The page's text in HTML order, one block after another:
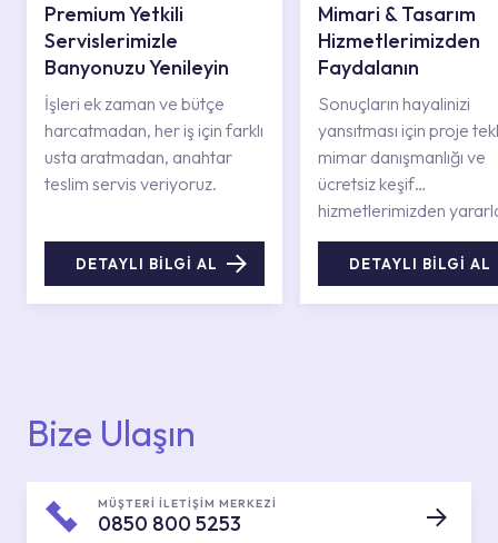
Premium Yetkili
Servislerimizle
Banyonuzu Yenileyin
İşleri ek zaman ve bütçe
harcatmadan, her iş için farklı
usta aratmadan, anahtar
teslim servis veriyoruz.
DETAYLI BİLGİ AL
Mimari & Tasarım
Hizmetlerimizden
Faydalanın
Sonuçların hayalinizi
yansıtması için proje
mimar danışmanlığı ve
ücretsiz keşif
hizmetlerimizden
DETAYLI BİLGİ AL
Bize Ulaşın
MÜŞTERİ İLETİŞİM MERKEZİ
0850 800 5253